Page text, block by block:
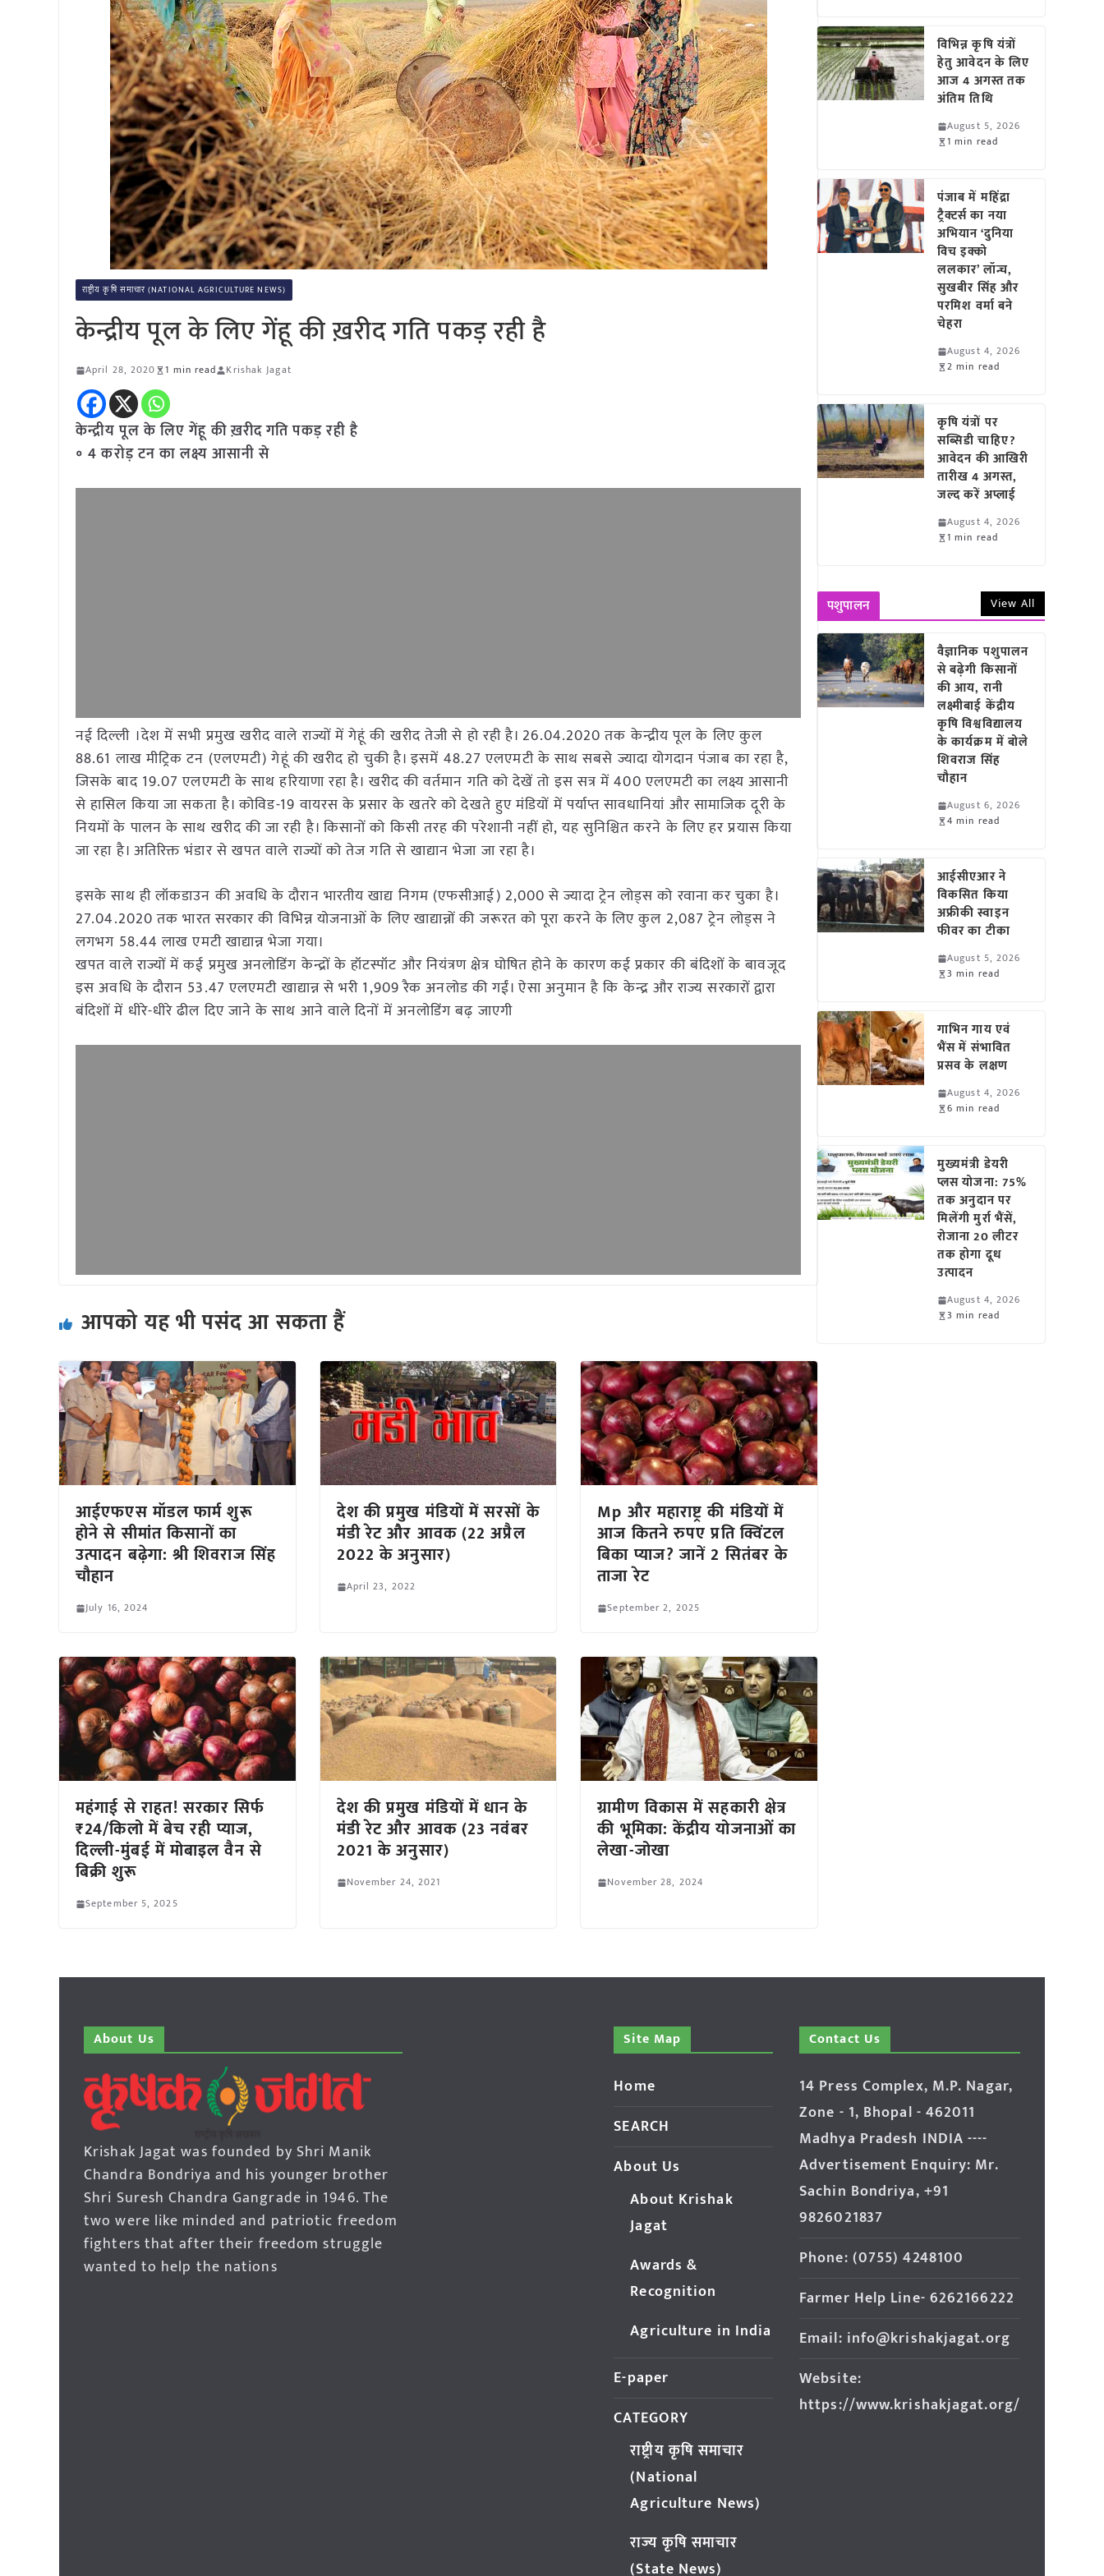
राष्ट्रीय कृषि समाचार (NATIONAL AGRICULTURE NEWS)
केन्द्रीय पूल के लिए गेंहू की ख़रीद गति पकड़ रही है
April 28, 2020 1 min read Krishak Jagat
केन्द्रीय पूल के लिए गेंहू की ख़रीद गति पकड़ रही है
॰ 4 करोड़ टन का लक्ष्य आसानी से
नई दिल्ली ।देश में सभी प्रमुख खरीद वाले राज्यों में गेहूं की खरीद तेजी से हो रही है। 26.04.2020 तक केन्द्रीय पूल के लिए कुल
88.61 लाख मीट्रिक टन (एलएमटी) गेहूं की खरीद हो चुकी है। इसमें 48.27 एलएमटी के साथ सबसे ज्यादा योगदान पंजाब का रहा है,
जिसके बाद 19.07 एलएमटी के साथ हरियाणा रहा है। खरीद की वर्तमान गति को देखें तो इस सत्र में 400 एलएमटी का लक्ष्य आसानी
से हासिल किया जा सकता है। कोविड-19 वायरस के प्रसार के खतरे को देखते हुए मंडियों में पर्याप्त सावधानियां और सामाजिक दूरी के
नियमों के पालन के साथ खरीद की जा रही है। किसानों को किसी तरह की परेशानी नहीं हो, यह सुनिश्चित करने के लिए हर प्रयास किया
जा रहा है। अतिरिक्त भंडार से खपत वाले राज्यों को तेज गति से खाद्यान भेजा जा रहा है।
इसके साथ ही लॉकडाउन की अवधि के दौरान भारतीय खाद्य निगम (एफसीआई) 2,000 से ज्यादा ट्रेन लोड्स को रवाना कर चुका है।
27.04.2020 तक भारत सरकार की विभिन्न योजनाओं के लिए खाद्यान्नों की जरूरत को पूरा करने के लिए कुल 2,087 ट्रेन लोड्स ने
लगभग 58.44 लाख एमटी खाद्यान्न भेजा गया।
खपत वाले राज्यों में कई प्रमुख अनलोडिंग केन्द्रों के हॉटस्पॉट और नियंत्रण क्षेत्र घोषित होने के कारण कई प्रकार की बंदिशों के बावजूद
इस अवधि के दौरान 53.47 एलएमटी खाद्यान्न से भरी 1,909 रैक अनलोड की गईं। ऐसा अनुमान है कि केन्द्र और राज्य सरकारों द्वारा
बंदिशों में धीरे-धीरे ढील दिए जाने के साथ आने वाले दिनों में अनलोडिंग बढ़ जाएगी
आपको यह भी पसंद आ सकता हैं
आईएफएस मॉडल फार्म शुरू
होने से सीमांत किसानों का
उत्पादन बढ़ेगा: श्री शिवराज सिंह
चौहान
July 16, 2024
देश की प्रमुख मंडियों में सरसों के
मंडी रेट और आवक (22 अप्रैल
2022 के अनुसार)
April 23, 2022
Mp और महाराष्ट्र की मंडियों में
आज कितने रुपए प्रति क्विंटल
बिका प्याज? जानें 2 सितंबर के
ताजा रेट
September 2, 2025
महंगाई से राहत! सरकार सिर्फ
₹24/किलो में बेच रही प्याज,
दिल्ली-मुंबई में मोबाइल वैन से
बिक्री शुरू
September 5, 2025
देश की प्रमुख मंडियों में धान के
मंडी रेट और आवक (23 नवंबर
2021 के अनुसार)
November 24, 2021
ग्रामीण विकास में सहकारी क्षेत्र
की भूमिका: केंद्रीय योजनाओं का
लेखा-जोखा
November 28, 2024
विभिन्न कृषि यंत्रों
हेतु आवेदन के लिए
आज 4 अगस्त तक
अंतिम तिथि
August 5, 2026
1 min read
पंजाब में महिंद्रा
ट्रैक्टर्स का नया
अभियान ‘दुनिया
विच इक्को
ललकार’ लॉन्च,
सुखबीर सिंह और
परमिश वर्मा बने
चेहरा
August 4, 2026
2 min read
कृषि यंत्रों पर
सब्सिडी चाहिए?
आवेदन की आखिरी
तारीख 4 अगस्त,
जल्द करें अप्लाई
August 4, 2026
1 min read
पशुपालन View All
वैज्ञानिक पशुपालन
से बढ़ेगी किसानों
की आय, रानी
लक्ष्मीबाई केंद्रीय
कृषि विश्वविद्यालय
के कार्यक्रम में बोले
शिवराज सिंह
चौहान
August 6, 2026
4 min read
आईसीएआर ने
विकसित किया
अफ्रीकी स्वाइन
फीवर का टीका
August 5, 2026
3 min read
गाभिन गाय एवं
भैंस में संभावित
प्रसव के लक्षण
August 4, 2026
6 min read
मुख्यमंत्री डेयरी
प्लस योजना: 75%
तक अनुदान पर
मिलेंगी मुर्रा भैंसें,
रोजाना 20 लीटर
तक होगा दूध
उत्पादन
August 4, 2026
3 min read
About Us
Krishak Jagat was founded by Shri Manik
Chandra Bondriya and his younger brother
Shri Suresh Chandra Gangrade in 1946. The
two were like minded and patriotic freedom
fighters that after their freedom struggle
wanted to help the nations
Site Map
Home
SEARCH
About Us
About Krishak
Jagat
Awards &
Recognition
Agriculture in India
E-paper
CATEGORY
राष्ट्रीय कृषि समाचार
(National
Agriculture News)
राज्य कृषि समाचार
(State News)
Contact Us
14 Press Complex, M.P. Nagar,
Zone - 1, Bhopal - 462011
Madhya Pradesh INDIA ----
Advertisement Enquiry: Mr.
Sachin Bondriya, +91
9826021837
Phone: (0755) 4248100
Farmer Help Line- 6262166222
Email: info@krishakjagat.org
Website:
https://www.krishakjagat.org/